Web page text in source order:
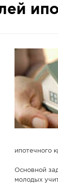
ипотечного
Основной
молодых